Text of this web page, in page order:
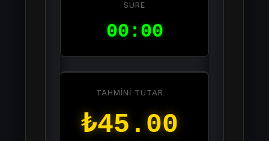
SÜRE
00:00
TAHMINI TUTAR
₺45.00